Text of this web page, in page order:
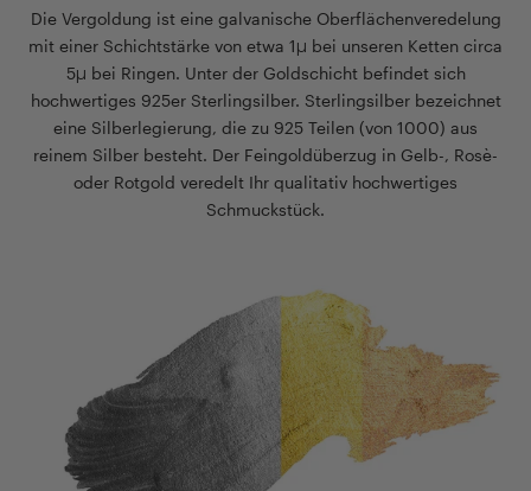
Die Vergoldung ist eine galvanische Oberflächenveredelung
mit einer Schichtstärke von etwa 1µ bei unseren Ketten circa
5µ bei Ringen. Unter der Goldschicht befindet sich
hochwertiges 925er Sterlingsilber. Sterlingsilber bezeichnet
eine Silberlegierung, die zu 925 Teilen (von 1000) aus
reinem Silber besteht. Der Feingoldüberzug in Gelb-, Rosè-
oder Rotgold veredelt Ihr qualitativ hochwertiges
Schmuckstück.